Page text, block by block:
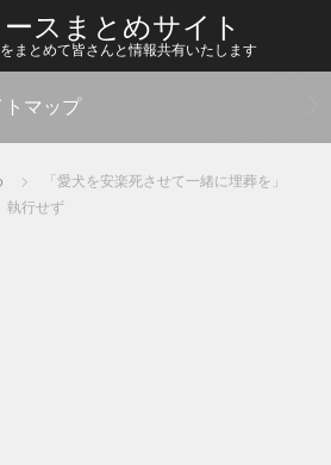
スまとめサイト
まとめて皆さんと情報共有いたします
トマップ
「愛犬を安楽死させて一緒に埋葬を」
執行せず